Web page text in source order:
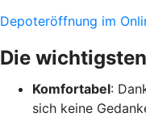
Depoteröffnung im
Die
Komfortabel:
sich keine